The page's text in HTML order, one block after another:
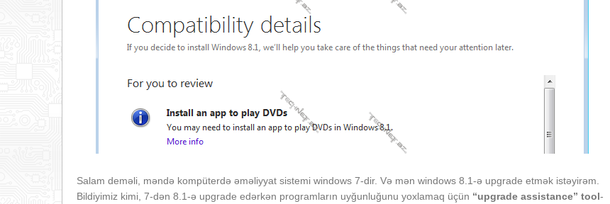
Salam deməli, məndə kompüterdə əməliyyat sistemi windows 7-dir. Və mən windows 8.1-ə upgrade etmək istəyirəm.
Bildiyimiz kimi, 7-dən 8.1-ə upgrade edərkən programların uyğunluğunu yoxlamaq üçün “upgrade assistance” tool-